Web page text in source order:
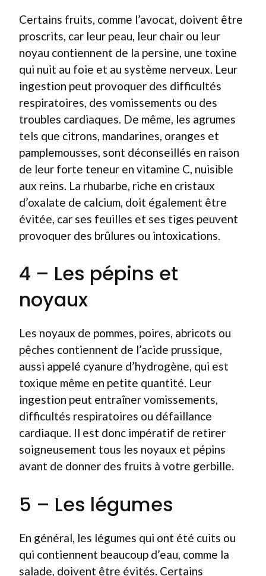
Certains fruits, comme l’avocat, doivent être
proscrits, car leur peau, leur chair ou leur
noyau contiennent de la persine, une toxine
qui nuit au foie et au système nerveux. Leur
ingestion peut provoquer des difficultés
respiratoires, des vomissements ou des
troubles cardiaques. De même, les agrumes
tels que citrons, mandarines, oranges et
pamplemousses, sont déconseillés en raison
de leur forte teneur en vitamine C, nuisible
aux reins. La rhubarbe, riche en cristaux
d’oxalate de calcium, doit également être
évitée, car ses feuilles et ses tiges peuvent
provoquer des brûlures ou intoxications.
4 – Les pépins et
noyaux
Les noyaux de pommes, poires, abricots ou
pêches contiennent de l’acide prussique,
aussi appelé cyanure d’hydrogène, qui est
toxique même en petite quantité. Leur
ingestion peut entraîner vomissements,
difficultés respiratoires ou défaillance
cardiaque. Il est donc impératif de retirer
soigneusement tous les noyaux et pépins
avant de donner des fruits à votre gerbille.
5 – Les légumes
En général, les légumes qui ont été cuits ou
qui contiennent beaucoup d’eau, comme la
salade, doivent être évités. Certains